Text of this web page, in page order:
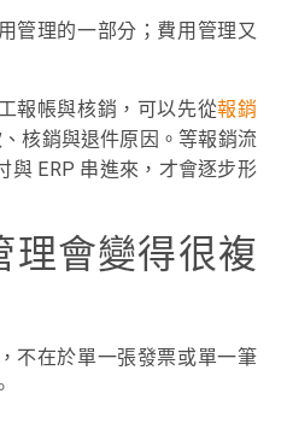
管理的一部分；費用管理又
報帳與核銷，可以先從報銷
核銷與退件原因。等報銷流
與 ERP 串進來，才會逐步形
理會變得很複
不在於單一張發票或單一筆